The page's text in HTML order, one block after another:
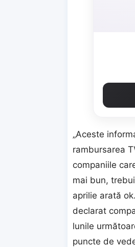
„Aceste
rambursarea
companiile
mai bun,
aprilie arată
declarat
lunile
puncte de